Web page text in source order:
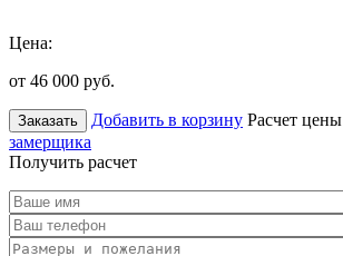
Цена:
от 46 000 руб.
Заказать Добавить в корзину Расчет цены
замерщика
Получить расчет